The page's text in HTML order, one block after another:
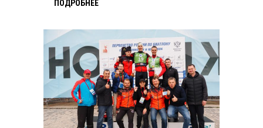
ПОДРОБНЕЕ